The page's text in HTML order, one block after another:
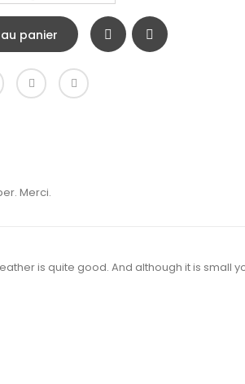
panier
Merci.
is quite good. And although it is small